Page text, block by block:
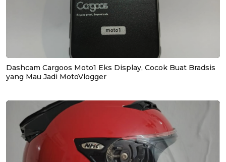
Dashcam Cargoos Moto1 Eks Display, Cocok Buat Bradsis
yang Mau Jadi MotoVlogger